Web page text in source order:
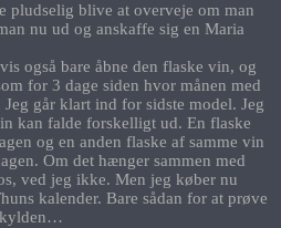
pludselig blive at overveje om man
nu ud og anskaffe sig en Maria
også bare åbne den flaske vin, og
for 3 dage siden hvor månen med
går klart ind for sidste model. Jeg
kan falde forskelligt ud. En flaske
og en anden flaske af samme vin
Om det hænger sammen med
ved jeg ikke. Men jeg køber nu
kalender. Bare sådan for at prøve